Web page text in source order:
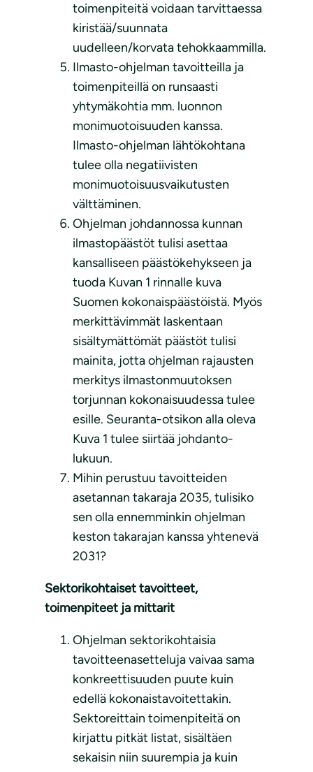
toimenpiteitä voidaan tarvittaessa
kiristää/suunnata
uudelleen/korvata tehokkaammilla.
Ilmasto-ohjelman tavoitteilla ja
toimenpiteillä on runsaasti
yhtymäkohtia mm. luonnon
monimuotoisuuden kanssa.
Ilmasto-ohjelman lähtökohtana
tulee olla negatiivisten
monimuotoisuusvaikutusten
välttäminen.
Ohjelman johdannossa kunnan
ilmastopäästöt tulisi asettaa
kansalliseen päästökehykseen ja
tuoda Kuvan 1 rinnalle kuva
Suomen kokonaispäästöistä. Myös
merkittävimmät laskentaan
sisältymättömät päästöt tulisi
mainita, jotta ohjelman rajausten
merkitys ilmastonmuutoksen
torjunnan kokonaisuudessa tulee
esille. Seuranta-otsikon alla oleva
Kuva 1 tulee siirtää johdanto-
lukuun.
Mihin perustuu tavoitteiden
asetannan takaraja 2035, tulisiko
sen olla ennemminkin ohjelman
keston takarajan kanssa yhtenevä
2031?
Sektorikohtaiset tavoitteet,
toimenpiteet ja mittarit
Ohjelman sektorikohtaisia
tavoitteenasetteluja vaivaa sama
konkreettisuuden puute kuin
edellä kokonaistavoitettakin.
Sektoreittain toimenpiteitä on
kirjattu pitkät listat, sisältäen
sekaisin niin suurempia ja kuin